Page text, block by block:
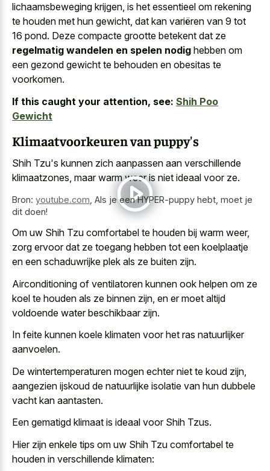
lichaamsbeweging krijgen, is het essentieel om rekening
te houden met hun gewicht, dat kan variëren van 9 tot
16 pond. Deze compacte grootte betekent dat ze
regelmatig wandelen en spelen nodig hebben om
een gezond gewicht te behouden en obesitas te
voorkomen.
If this caught your attention, see: Shih Poo
Gewicht
Klimaatvoorkeuren van puppy's
Shih Tzu's kunnen zich aanpassen aan verschillende
klimaatzones , maar warm weer is niet ideaal voor ze.
Bron: youtube.com Als je een HYPER-puppy hebt, moet je
dit doen!
Om uw Shih Tzu comfortabel te houden bij warm weer,
zorg ervoor dat ze toegang hebben tot een koelplaatje
en een schaduwrijke plek als ze buiten zijn.
Airconditioning of ventilatoren kunnen ook helpen om ze
koel te houden als ze binnen zijn, en er moet altijd
voldoende water beschikbaar zijn.
In feite kunnen koele klimaten voor het ras natuurlijker
aanvoelen.
De wintertemperaturen mogen echter niet te koud zijn,
aangezien ijskoud de natuurlijke isolatie van hun dubbele
vacht kan aantasten.
Een gematigd klimaat is ideaal voor Shih Tzus.
Hier zijn enkele tips om uw Shih Tzu comfortabel te
houden in verschillende klimaten: